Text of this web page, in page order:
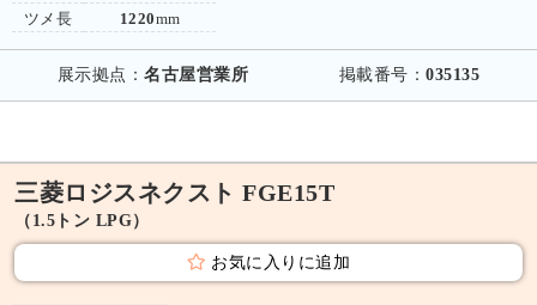
ツメ長
1220mm
展示拠点：名古屋営業所 掲載番号：035135
三菱ロジスネクスト FGE15T
（1.5トン LPG）
お気に入りに追加